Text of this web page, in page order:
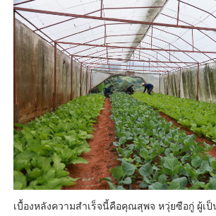
เบื้องหลังความสำเร็จนี้คือคุณสุพจ หวุ่ยซือกู่ ผู้เป็